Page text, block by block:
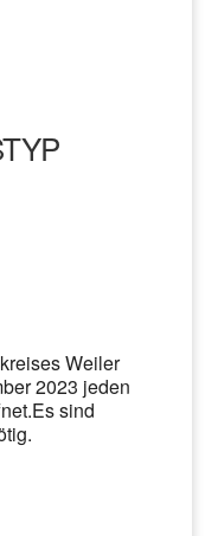
Weiler
2023 jeden
sind